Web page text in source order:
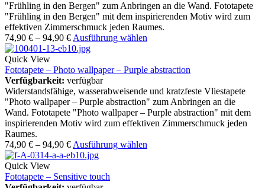
"Frühling in den Bergen" zum Anbringen an die Wand. Fototapete
"Frühling in den Bergen" mit dem inspirierenden Motiv wird zum
effektiven Zimmerschmuck jeden Raumes.
74,90 € – 94,90 € Ausführung wählen
Quick View
Fototapete – Photo wallpaper – Purple abstraction
Verfügbarkeit: verfügbar
Widerstandsfähige, wasserabweisende und kratzfeste Vliestapete
"Photo wallpaper – Purple abstraction" zum Anbringen an die
Wand. Fototapete "Photo wallpaper – Purple abstraction" mit dem
inspirierenden Motiv wird zum effektiven Zimmerschmuck jeden
Raumes.
74,90 € – 94,90 € Ausführung wählen
Quick View
Fototapete – Sensitive touch